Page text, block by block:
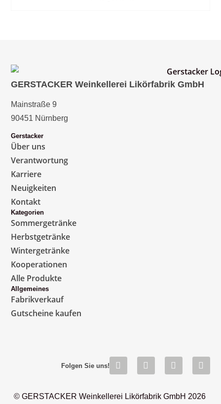
GERSTACKER Weinkellerei Likörfabrik GmbH
Mainstraße 9
90451 Nürnberg
Gerstacker
Über uns
Verantwortung
Karriere
Neuigkeiten
Kontakt
Kategorien
Sommergetränke
Herbstgetränke
Wintergetränke
Kooperationen
Alle Produkte
Allgemeines
Fabrikverkauf
Gutscheine kaufen
Folgen Sie uns!
© GERSTACKER Weinkellerei Likörfabrik GmbH 2026